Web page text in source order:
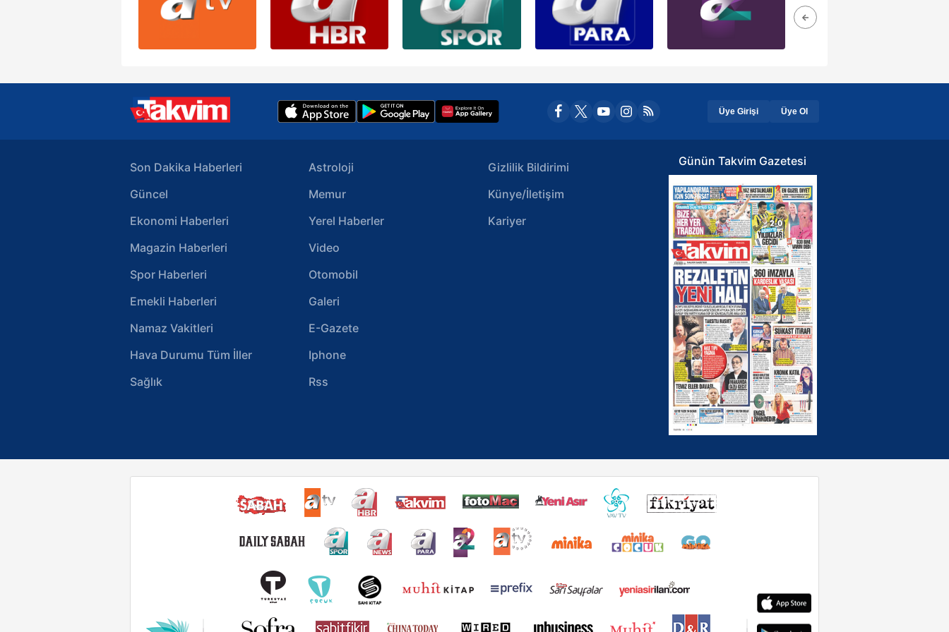
Üye Girişi Üye Ol
Son Dakika Haberleri
Güncel
Ekonomi Haberleri
Magazin Haberleri
Spor Haberleri
Emekli Haberleri
Namaz Vakitleri
Hava Durumu Tüm İller
Sağlık
Astroloji
Memur
Yerel Haberler
Video
Otomobil
Galeri
E-Gazete
Iphone
Rss
Gizlilik Bildirimi
Künye/İletişim
Kariyer
Günün Takvim Gazetesi